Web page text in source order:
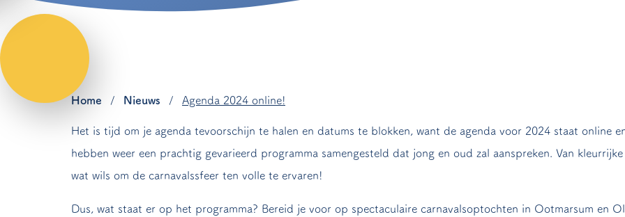
Home / Nieuws / Agenda 2024 online!
Het is tijd om je agenda tevoorschijn te halen en datums te blokken, want de agenda voor 2024 staat online
hebben weer een prachtig gevarieerd programma samengesteld dat jong en oud zal aanspreken. Van
wat wils om de carnavalssfeer ten volle te ervaren!
Dus, wat staat er op het programma? Bereid je voor op spectaculaire carnavalsoptochten in Ootmarsum en